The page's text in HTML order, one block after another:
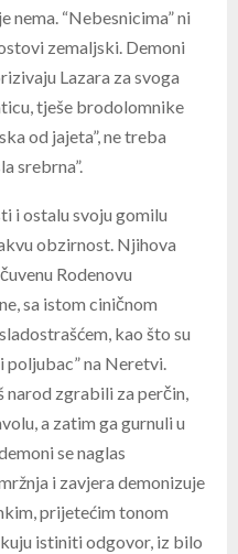
nema. “Nebesnicima” ni
zemaljski. Demoni
Lazara za svoga
tješe brodolomnike
od jajeta”, ne treba
srebrna”.
i ostalu svoju gomilu
obzirnost. Njihova
Rodenovu
sa istom ciničnom
kao što su
na Neretvi.
narod zgrabili za perčin,
a zatim ga gurnuli u
se naglas
i zavjera demonizuje
prijetećim tonom
istiniti odgovor, iz bilo